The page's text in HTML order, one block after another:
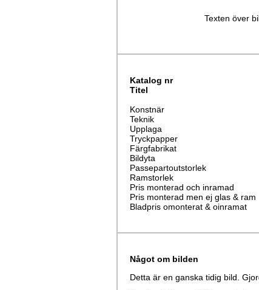
Texten över
Katalog nr
Titel
Konstnär
Teknik
Upplaga
Tryckpapper
Färgfabrikat
Bildyta
Passepartoutstorlek
Ramstorlek
Pris monterad och inramad
Pris monterad men ej glas & ram
Bladpris omonterat & oinramat
Något om bilden
Detta är en ganska tidig bild.